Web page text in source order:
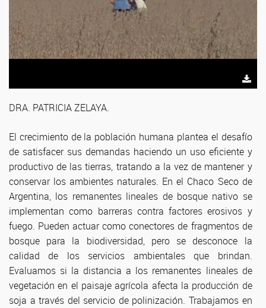
DRA. PATRICIA ZELAYA.
El crecimiento de la población humana plantea el desafío
de satisfacer sus demandas haciendo un uso eficiente y
productivo de las tierras, tratando a la vez de mantener y
conservar los ambientes naturales. En el Chaco Seco de
Argentina, los remanentes lineales de bosque nativo se
implementan como barreras contra factores erosivos y
fuego. Pueden actuar como conectores de fragmentos de
bosque para la biodiversidad, pero se desconoce la
calidad de los servicios ambientales que brindan.
Evaluamos si la distancia a los remanentes lineales de
vegetación en el paisaje agrícola afecta la producción de
soja a través del servicio de polinización. Trabajamos en